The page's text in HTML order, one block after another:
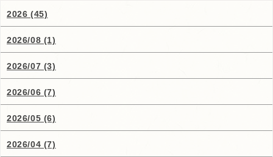
2026 (45)
2026/08 (1)
2026/07 (3)
2026/06 (7)
2026/05 (6)
2026/04 (7)